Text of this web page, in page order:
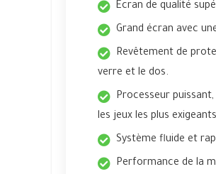
Écran de qualité
Grand écran avec
Revêtement de
verre et le dos.
Processeur
les jeux les plus
Système fluide et
Performance de la